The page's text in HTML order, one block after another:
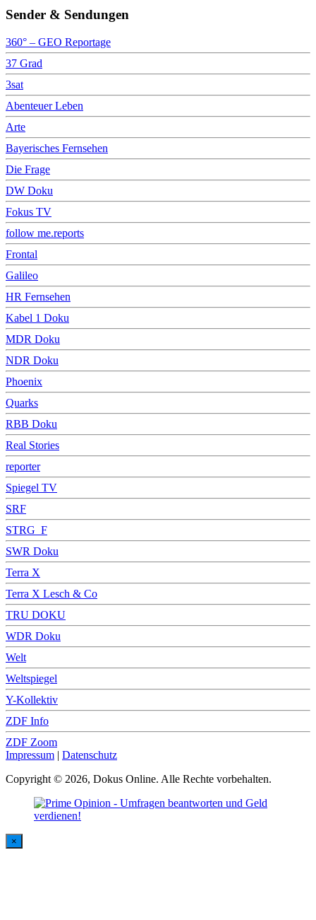
Sender & Sendungen
360° – GEO Reportage
37 Grad
3sat
Abenteuer Leben
Arte
Bayerisches Fernsehen
Die Frage
DW Doku
Fokus TV
follow me.reports
Frontal
Galileo
HR Fernsehen
Kabel 1 Doku
MDR Doku
NDR Doku
Phoenix
Quarks
RBB Doku
Real Stories
reporter
Spiegel TV
SRF
STRG_F
SWR Doku
Terra X
Terra X Lesch & Co
TRU DOKU
WDR Doku
Welt
Weltspiegel
Y-Kollektiv
ZDF Info
ZDF Zoom
Impressum | Datenschutz
Copyright © 2026, Dokus Online. Alle Rechte vorbehalten.
×